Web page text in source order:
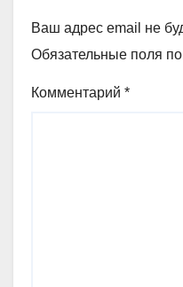
Ваш адрес email не
Обязательные поля
Комментарий *